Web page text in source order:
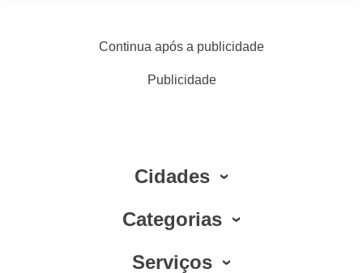
Continua após a publicidade
Publicidade
Cidades
Categorias
Serviços